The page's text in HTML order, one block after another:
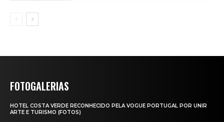
FOTOGALERIAS
HOTEL COSTA VERDE RECONHECIDO PELA VOGUE PORTUGAL POR UNIR
ARTE E TURISMO (FOTOS)